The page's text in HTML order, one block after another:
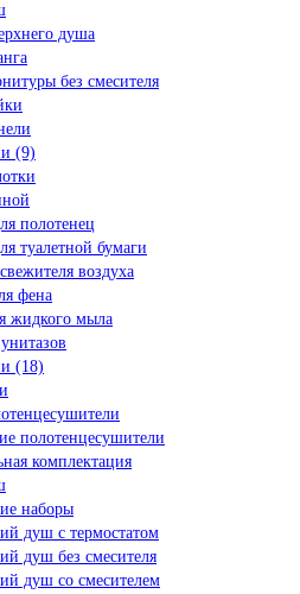
душа
без смесителя
(9)
полотенец
туалетной бумаги
воздуха
фена
жидкого мыла
(18)
полотенцесушители
комплектация
наборы
душ с термостатом
душ без смесителя
душ со смесителем